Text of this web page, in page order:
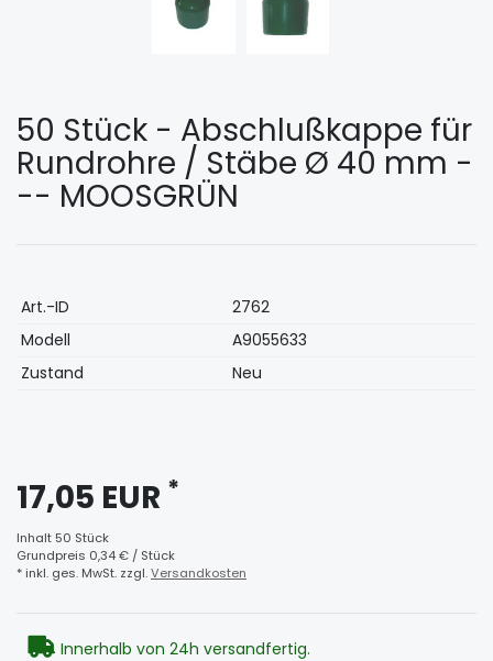
50 Stück - Abschlußkappe für
Rundrohre / Stäbe Ø 40 mm -
-- MOOSGRÜN
Technisches
Merkmal
Wert
Art.-ID
2762
Modell
A9055633
Zustand
Neu
17,05 EUR *
Inhalt 50 Stück
Grundpreis 0,34 € / Stück
* inkl. ges. MwSt. zzgl.Versandkosten
Innerhalb von 24h versandfertig.